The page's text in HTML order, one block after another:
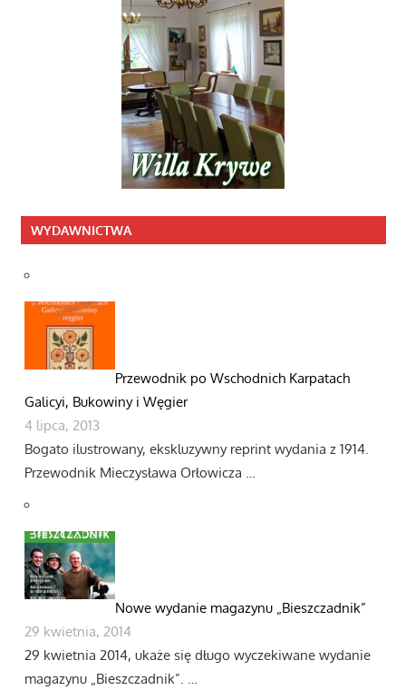
WYDAWNICTWA
Przewodnik po Wschodnich Karpatach
Galicyi, Bukowiny i Węgier
4 lipca, 2013
Bogato ilustrowany, ekskluzywny reprint wydania z 1914.
Przewodnik Mieczysława Orłowicza …
Nowe wydanie magazynu „Bieszczadnik”
29 kwietnia, 2014
29 kwietnia 2014, ukaże się długo wyczekiwane wydanie
magazynu „Bieszczadnik”. …